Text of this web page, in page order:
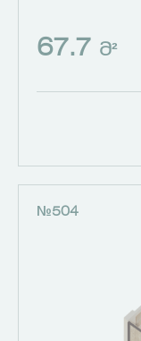
67.7 Მ²
№504